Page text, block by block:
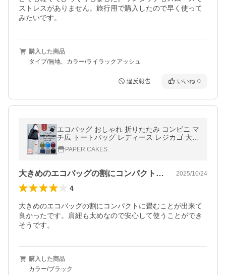
ストレスがありません。旅行用で購入したので早く使って
みたいです。
購入した商品
タイプ/無地、カラー/ライラックアッシュ
違反報告 いいね 0
エコバッグ おしゃれ 折りたたみ コンビニ マ
チ広 トートバッグ レディース レジカゴ 大容
量 大きめ 安い 大判サイズ マザーズバッグ
かわいい
PAPER CAKES.
大きめのエコバッグの割にコンパクトに畳… 2025/10/24
4
大きめのエコバッグの割にコンパクトに畳むことが出来て
良かったです。肩紐も太めなので安心して使うことができ
そうです。
購入した商品
カラー/ブラック